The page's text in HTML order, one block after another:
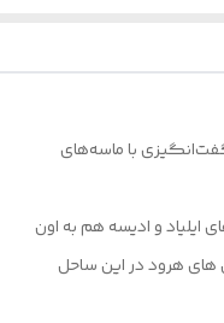
با ماسه‌های
ایلیاد و ادیسه هم به اون
های هرود در این ساحل